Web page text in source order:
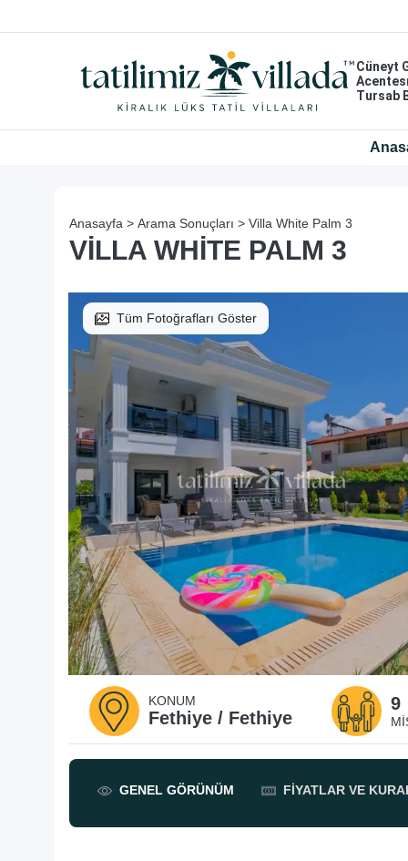
Cüneyt
Tursab
Anasayfa > Arama Sonuçları > Villa White Palm 3
VILLA WHITE PALM 3
Tüm Fotoğrafları Göster
KONUM
Fethiye / Fethiye
9
GENEL GÖRÜNÜM FIYATLAR VE